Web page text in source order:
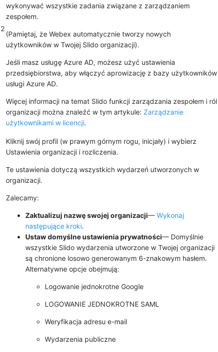
2
wykonywać wszystkie zadania związane z zarządzaniem
zespołem.
(Pamiętaj, że Webex automatycznie tworzy nowych
użytkowników w Twojej Slido organizacji).
Jeśli masz usługę Azure AD, możesz użyć ustawienia
przedsiębiorstwa, aby włączyć aprowizację z bazy użytkowników
usługi Azure AD.
Więcej informacji na temat Slido funkcji zarządzania zespołem i ról
organizacji można znaleźć w tym artykule: Zarządzanie
użytkownikami w licencji.
Kliknij swój profil (w prawym górnym rogu, inicjały) i wybierz
Ustawienia organizacji i rozliczenia.
Te ustawienia dotyczą wszystkich wydarzeń utworzonych w
organizacji.
Zalecamy:
Zaktualizuj nazwę swojej organizacji— Wykonaj
następujące kroki.
Ustaw domyślne ustawienia prywatności— Domyślnie
wszystkie Slido wydarzenia utworzone w Twojej organizacji
są chronione losowo generowanym 6-znakowym hasłem.
Alternatywne opcje obejmują:
Logowanie jednokrotne Google
LOGOWANIE JEDNOKROTNE SAML
Weryfikacja adresu e-mail
Wydarzenia publiczne